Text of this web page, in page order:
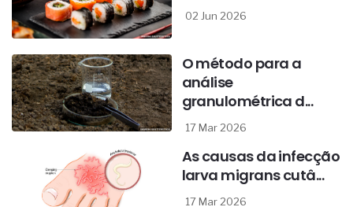
02 Jun 2026
O método para a
análise
granulométrica d...
17 Mar 2026
As causas da infecção
larva migrans cutâ...
17 Mar 2026